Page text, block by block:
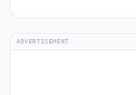
ADVERTISEMENT